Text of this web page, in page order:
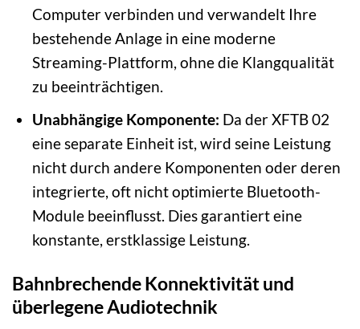
Computer verbinden und verwandelt Ihre
bestehende Anlage in eine moderne
Streaming-Plattform, ohne die Klangqualität
zu beeinträchtigen.
Unabhängige Komponente: Da der XFTB 02
eine separate Einheit ist, wird seine Leistung
nicht durch andere Komponenten oder deren
integrierte, oft nicht optimierte Bluetooth-
Module beeinflusst. Dies garantiert eine
konstante, erstklassige Leistung.
Bahnbrechende Konnektivität und
überlegene Audiotechnik